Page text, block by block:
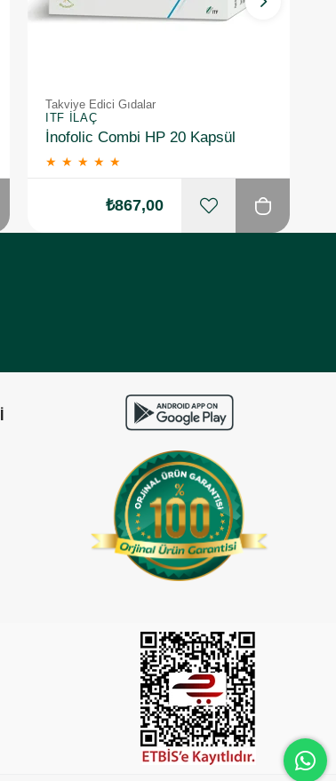
Takviye Edici Gıdalar
ITF İLAÇ
İnofolic Combi HP 20 Kapsül
★ ★ ★ ★ ★
₺867,00